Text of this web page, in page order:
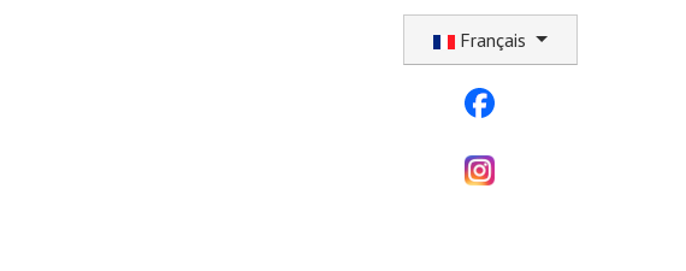
Français